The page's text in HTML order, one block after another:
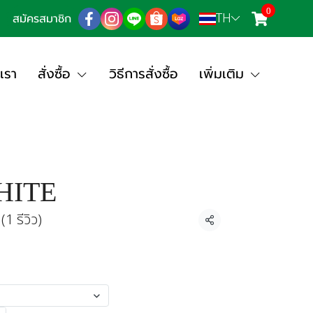
สมัครสมาชิก TH 0
า สั่งซื้อ วิธีการสั่งซื้อ เพิ่มเติม
รีวิว) แชร์